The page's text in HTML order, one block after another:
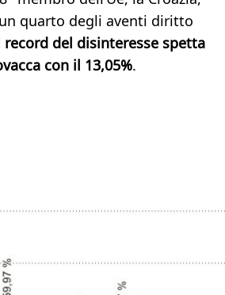
quarto degli aventi diritto
record del disinteresse spetta
con il 13,05%.